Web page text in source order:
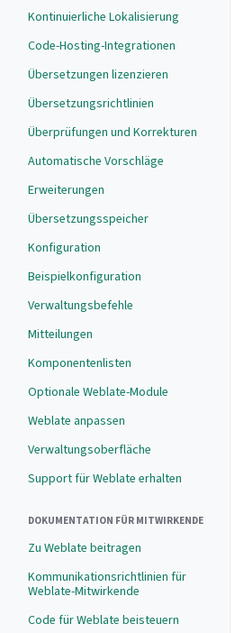
Kontinuierliche Lokalisierung
Code-Hosting-Integrationen
Übersetzungen lizenzieren
Übersetzungsrichtlinien
Überprüfungen und Korrekturen
Automatische Vorschläge
Erweiterungen
Übersetzungsspeicher
Konfiguration
Beispielkonfiguration
Verwaltungsbefehle
Mitteilungen
Komponentenlisten
Optionale Weblate-Module
Weblate anpassen
Verwaltungsoberfläche
Support für Weblate erhalten
DOKUMENTATION FÜR MITWIRKENDE
Zu Weblate beitragen
Kommunikationsrichtlinien für
Weblate-Mitwirkende
Code für Weblate beisteuern